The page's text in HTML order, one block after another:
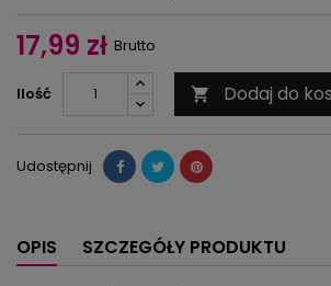
17,99 zł Brutto
Ilość  Dodaj do
Udostępnij
OPIS SZCZEGÓŁY PRODUKTU